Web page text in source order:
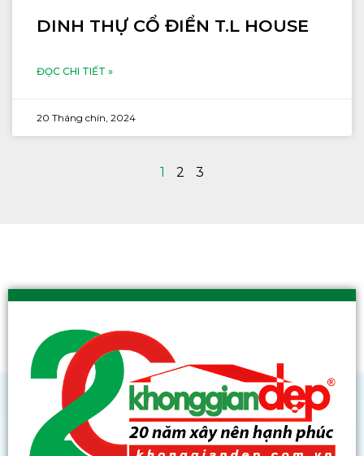
DINH THỰ CỔ ĐIỂN T.L HOUSE
ĐỌC CHI TIẾT »
20 Tháng chín, 2024
1 2 3